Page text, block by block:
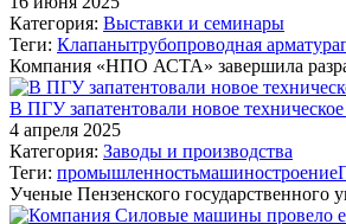
Категория: Выставки и семинары
Теги: Клапанытрубопроводная арматура
Компания «НПО АСТА» завершила
В ПГУ запатентовали новое
4 апреля 2025
Категория: Заводы и производства
Теги: промышленностьмашиностроение
Ученые Пензенского государственного